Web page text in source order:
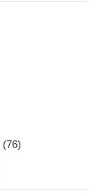
(76)